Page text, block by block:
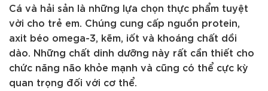
Cá và hải sản là những lựa chọn thực phẩm tuyệt
vời cho trẻ em. Chúng cung cấp nguồn protein,
axit béo omega-3, kẽm, iốt và khoáng chất dồi
dào. Những chất dinh dưỡng này rất cần thiết cho
chức năng não khỏe mạnh và cũng có thể cực kỳ
quan trọng đối với cơ thể.